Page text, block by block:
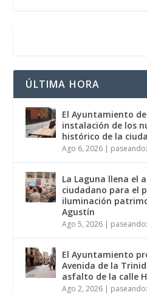
ÚLTIMA HORA
El Ayuntamiento
instalación de los
histórico de la
Ago 6, 2026 |
La Laguna llena el
ciudadano para el
iluminación
Agustín
Ago 5, 2026 |
El Ayuntamiento
Avenida de la
asfalto de la calle
Ago 2, 2026 |